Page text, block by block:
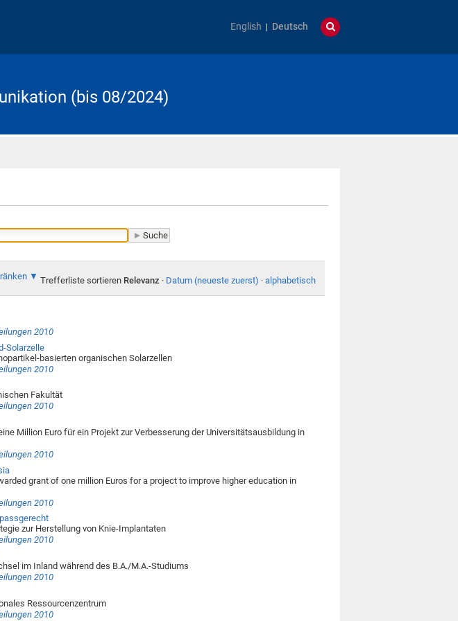
English Deutsch
(bis 08/2024)
Trefferliste sortieren Relevanz · Datum (neueste zuerst) · alphabetisch
2010
Solarzelle
basierten organischen Solarzellen
2010
Fakultät
2010
Million Euro für ein Projekt zur Verbesserung der Universitätsausbildung in
2010
grant of one million Euros for a project to improve higher education in
2010
zur Herstellung von Knie-Implantaten
2010
im Inland während des B.A./M.A.-Studiums
2010
Ressourcenzentrum
2010